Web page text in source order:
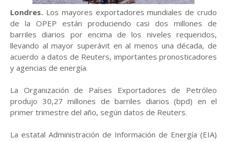
Londres. Los mayores exportadores mundiales de crudo
de la OPEP están produciendo casi dos millones de
barriles diarios por encima de los niveles requeridos,
llevando al mayor superávit en al menos una década, de
acuerdo a datos de Reuters, importantes pronosticadores
y agencias de energía.
La Organización de Países Exportadores de Petróleo
produjo 30,27 millones de barriles diarios (bpd) en el
primer trimestre del año, según datos de Reuters.
La estatal Administración de Información de Energía (EIA)